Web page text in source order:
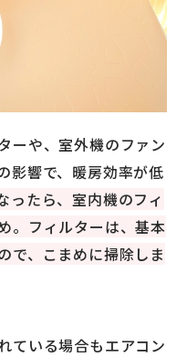
ーや、室外機のファン
影響で、暖房効率が低
ったら、室内機のフィ
。フィルターは、基本
で、こまめに掃除しま
ている場合もエアコン